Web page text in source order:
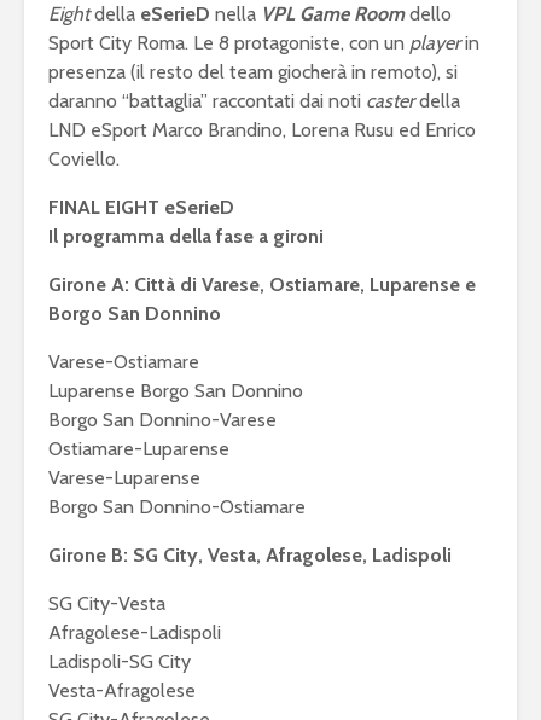
Eightdella eSerieD nella VPL Game Roomdello
Sport City Roma. Le 8 protagoniste, con un playerin
presenza (il resto del team giocherà in remoto), si
daranno “battaglia” raccontati dai noti casterdella
LND eSport Marco Brandino, Lorena Rusu ed Enrico
Coviello.
FINAL EIGHT eSerieD
Il programma della fase a gironi
Girone A: Città di Varese, Ostiamare, Luparense e
Borgo San Donnino
Varese-Ostiamare
Luparense Borgo San Donnino
Borgo San Donnino-Varese
Ostiamare-Luparense
Varese-Luparense
Borgo San Donnino-Ostiamare
Girone B: SG City, Vesta, Afragolese, Ladispoli
SG City-Vesta
Afragolese-Ladispoli
Ladispoli-SG City
Vesta-Afragolese
eFootball è il gioco
perfetto: Cross-
Platform, Cross-
Gen, Free-to-play.
squadra per la
metà settembre la
v4.0.0, ma non sarà
corretti i
eFootball
vince 3 milioni di
dollari